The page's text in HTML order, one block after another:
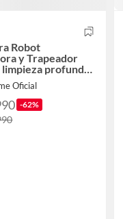
Robot
y Trapeador
limpieza profunda
de 18000 Pa
Oficial
-62%